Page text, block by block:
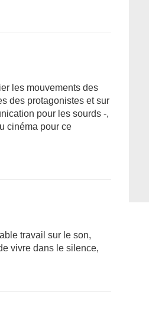
les mouvements des
des protagonistes et sur
pour les sourds -,
cinéma pour ce
travail sur le son,
vivre dans le silence,